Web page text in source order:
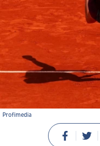
Profimedia